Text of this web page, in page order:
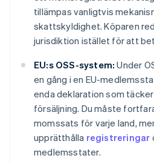
tillämpas vanligtvis
skattskyldighet. Köparen
jurisdiktion istället för att
EU:s OSS-system: Under
en gång i en EU-
enda deklaration som täcker
försäljning. Du måste
momssats för varje land,
upprätthålla registreringar
medlemsstater.